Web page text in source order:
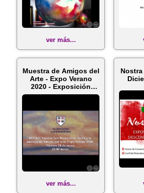
ver más...
Muestra de Amigos del
Arte - Expo Verano
2020 - Exposición
Colect...
ver más...
Nostra